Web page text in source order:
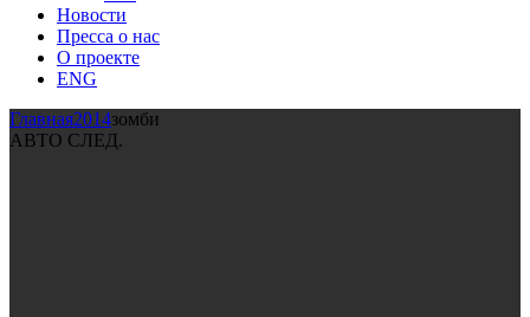
Новости
Пресса о нас
О проекте
ENG
Главная2014зомби
АВТО СЛЕД.